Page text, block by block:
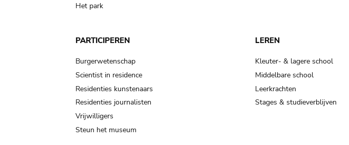
Het park
PARTICIPEREN
Burgerwetenschap
Scientist in residence
Residenties kunstenaars
Residenties journalisten
Vrijwilligers
Steun het museum
LEREN
Kleuter- & lagere school
Middelbare school
Leerkrachten
Stages & studieverblijven